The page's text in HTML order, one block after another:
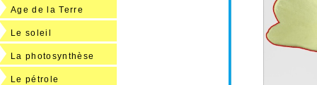
Age de la Terre
Le soleil
La photosynthèse
Le pétrole